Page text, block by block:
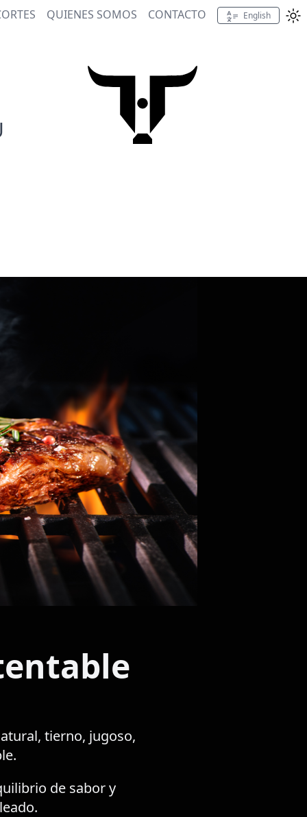
QUIENES SOMOS CONTACTO English
tierno, jugoso,
de sabor y